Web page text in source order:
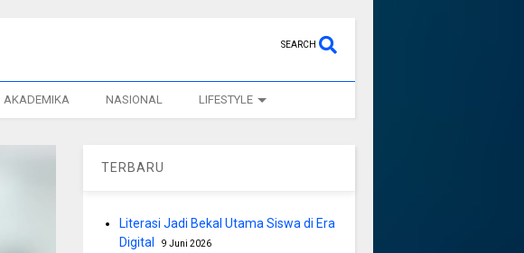
SEARCH
AKADEMIKA NASIONAL LIFESTYLE
TERBARU
Literasi Jadi Bekal Utama Siswa di Era
Digital
9 Juni 2026